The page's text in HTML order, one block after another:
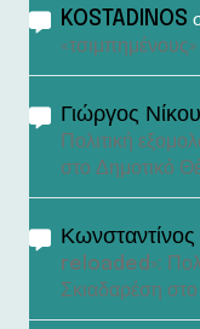
KOSTADINOS
Γιώργος Νίκου
Πολιτική
στο Δημοτικό
reloaded»:
Σκιαδαρέση